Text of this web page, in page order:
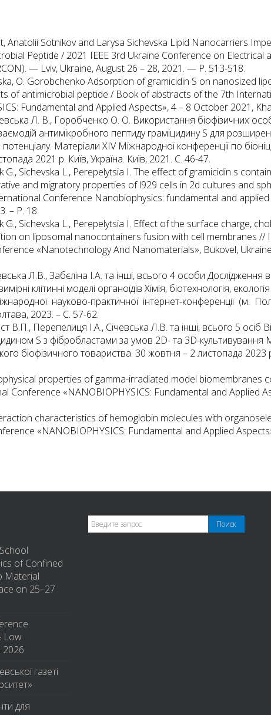
Anatolii Sotnikov and Larysa Sichevska Lipid Nanocarriers
Peptide / 2021 IEEE 3rd Ukraine Conference on Electrical
— Lviv, Ukraine, August 26 – 28, 2021. — P. 513-518.
O. Gorobchenko Adsorption of gramicidin S on nanosized
of antimicrobial peptide / Book of abstracts of the 7th
Fundamental and Applied Aspects», 4 – 8 October 2021,
Л. В., Горобченко О. О. Використання біофізичних
антимікробного пептиду граміцидину S для
Матеріали XIV Міжнародної конференції по
2021 р. Київ, Україна. Київ, 2021. С. 46-47.
G., Sichevska L., Perepelytsia I. The effect of gramicidin s
and migratory properties of l929 cells in 2d cultures and
Conference Nanobiophysics: fundamental and applied
– P. 18.
G., Sichevska L., Perepelytsia I. Effect of the surface charge,
on liposomal nanocontainers fusion with cell membranes //
«Nanotechnology And Nanomaterials», Bukovel,
Л.В., Забєліна І.А. та інші, всього 4 особи Дослідження
клітинні моделі органоїдів Хімія, біотехнологія,
науково-практичної інтернет-конференції (м.
2023. – С. 57-62.
В.П., Перепелиця І.А., Cічевська Л.В. та інші, всього 5 осіб
S з фібробластами за умов 2D- та 3D-культивування
біофізичного товариства. 30 жовтня – 2 листопада 2023
properties of gamma-irradiated model biomembranes
Conference «NANOBIOPHYSICS: Fundamental and Applied
characteristics of hemoglobin molecules with
«NANOBIOPHYSICS: Fundamental and Applied
of Confined
Material
on 25–27
Low
2026
газеті
для